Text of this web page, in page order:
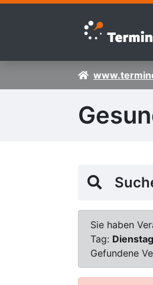
Zur Navigation springen
Zum Inhalt springen
Sie haben
Tag:
Gefundene